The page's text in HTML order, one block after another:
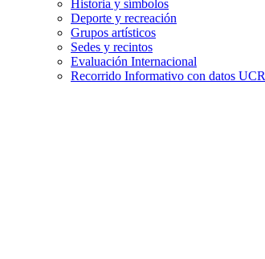
Historia y símbolos
Deporte y recreación
Grupos artísticos
Sedes y recintos
Evaluación Internacional
Recorrido Informativo con datos UCR